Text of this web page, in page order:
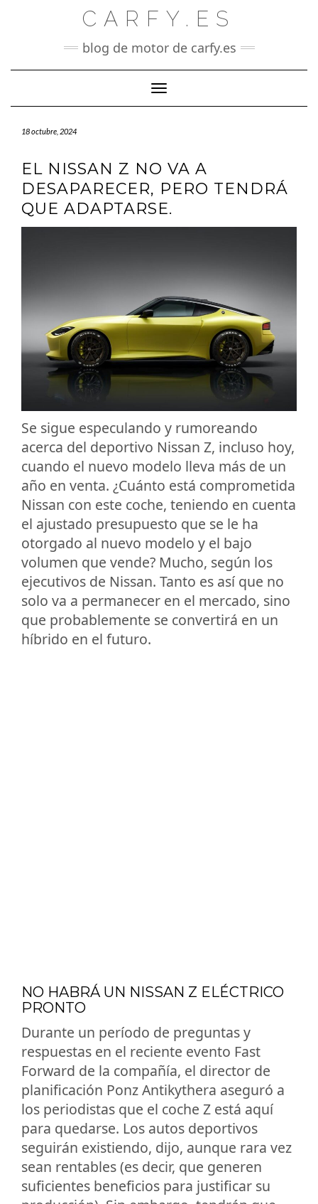
CARFY.ES
blog de motor de carfy.es
Cambiar modo de navegación
18 octubre, 2024
EL NISSAN Z NO VA A
DESAPARECER, PERO TENDRÁ
QUE ADAPTARSE.
Se sigue especulando y rumoreando
acerca del deportivo Nissan Z, incluso hoy,
cuando el nuevo modelo lleva más de un
año en venta. ¿Cuánto está comprometida
Nissan con este coche, teniendo en cuenta
el ajustado presupuesto que se le ha
otorgado al nuevo modelo y el bajo
volumen que vende? Mucho, según los
ejecutivos de Nissan. Tanto es así que no
solo va a permanecer en el mercado, sino
que probablemente se convertirá en un
híbrido en el futuro.
NO HABRÁ UN NISSAN Z ELÉCTRICO
PRONTO
Durante un período de preguntas y
respuestas en el reciente evento Fast
Forward de la compañía, el director de
planificación Ponz Antikythera aseguró a
los periodistas que el coche Z está aquí
para quedarse. Los autos deportivos
seguirán existiendo, dijo, aunque rara vez
sean rentables (es decir, que generen
suficientes beneficios para justificar su